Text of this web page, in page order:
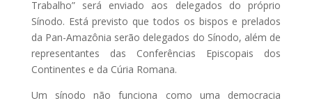
Trabalho” será enviado aos delegados do próprio
Sínodo. Está previsto que todos os bispos e prelados
da Pan-Amazônia serão delegados do Sínodo, além de
representantes das Conferências Episcopais dos
Continentes e da Cúria Romana.
Um sínodo não funciona como uma democracia